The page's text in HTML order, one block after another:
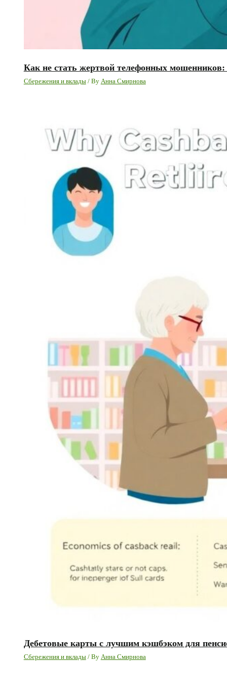
Как не стать жертвой телефонных
Сбережения и вклады/ By Анна Смирнова
Дебетовые карты с лучшим кэшбэком для
Сбережения и вклады/ By Анна Смирнова